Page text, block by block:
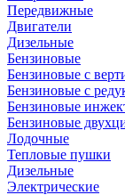
Передвижные
Двигатели
Дизельные
Бензиновые
Бензиновые с
Бензиновые с
Бензиновые
Бензиновые
Лодочные
Тепловые пушки
Дизельные
Электрические